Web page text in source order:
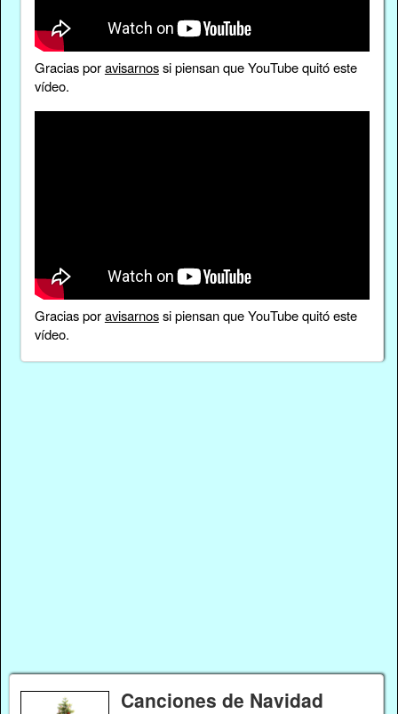
Gracias poravisarnossi piensan que YouTube quitó este
vídeo.
Gracias poravisarnossi piensan que YouTube quitó este
vídeo.
Canciones de Navidad